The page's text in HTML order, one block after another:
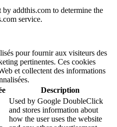
by addthis.com to determine the
service.
pour fournir aux visiteurs des
pertinentes. Ces cookies
et collectent des informations
Description
Used by Google DoubleClick
and stores information about
how the user uses the website